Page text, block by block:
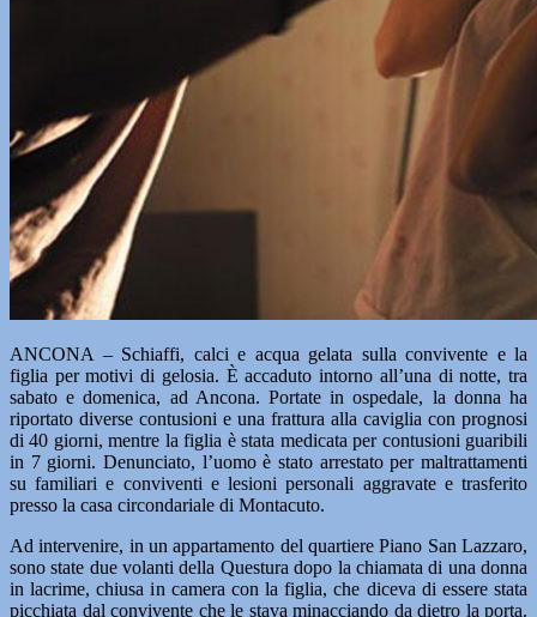
ANCONA – Schiaffi, calci e acqua gelata sulla convivente e la
figlia per motivi di gelosia. È accaduto intorno all’una di notte, tra
sabato e domenica, ad Ancona. Portate in ospedale, la donna ha
riportato diverse contusioni e una frattura alla caviglia con prognosi
di 40 giorni, mentre la figlia è stata medicata per contusioni guaribili
in 7 giorni. Denunciato, l’uomo è stato arrestato per maltrattamenti
su familiari e conviventi e lesioni personali aggravate e trasferito
presso la casa circondariale di Montacuto.
Ad intervenire, in un appartamento del quartiere Piano San Lazzaro,
sono state due volanti della Questura dopo la chiamata di una donna
in lacrime, chiusa in camera con la figlia, che diceva di essere stata
picchiata dal convivente che le stava minacciando da dietro la porta.